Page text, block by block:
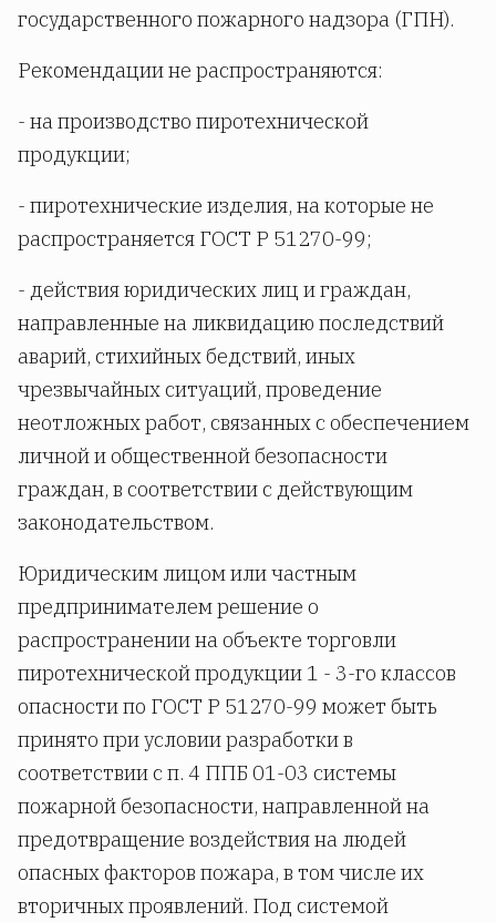
государственного пожарного надзора (ГПН).
Рекомендации не распространяются:
- на производство пиротехнической
продукции;
- пиротехнические изделия, на которые не
распространяется ГОСТ Р 51270-99;
- действия юридических лиц и граждан,
направленные на ликвидацию последствий
аварий, стихийных бедствий, иных
чрезвычайных ситуаций, проведение
неотложных работ, связанных с обеспечением
личной и общественной безопасности
граждан, в соответствии с действующим
законодательством.
Юридическим лицом или частным
предпринимателем решение о
распространении на объекте торговли
пиротехнической продукции 1 - 3-го классов
опасности по ГОСТ Р 51270-99 может быть
принято при условии разработки в
соответствии с п. 4 ППБ 01-03 системы
пожарной безопасности, направленной на
предотвращение воздействия на людей
опасных факторов пожара, в том числе их
вторичных проявлений. Под системой